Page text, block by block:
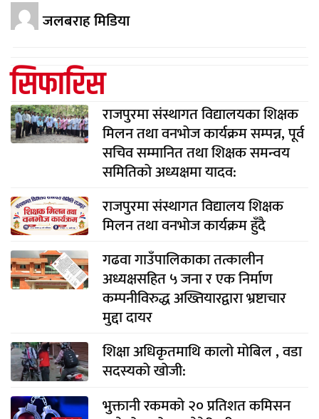
जलबराह मिडिया
सिफारिस
राजपुरमा संस्थागत विद्यालयका शिक्षक
मिलन तथा वनभोज कार्यक्रम सम्पन्न, पूर्व
सचिव सम्मानित तथा शिक्षक समन्वय
समितिको अध्यक्षमा यादव:
राजपुरमा संस्थागत विद्यालय शिक्षक
मिलन तथा वनभोज कार्यक्रम हुँदै
गढवा गाउँपालिकाका तत्कालीन
अध्यक्षसहित ५ जना र एक निर्माण
कम्पनीविरुद्ध अख्तियारद्वारा भ्रष्टाचार
मुद्दा दायर
शिक्षा अधिकृतमाथि कालो मोबिल , वडा
सदस्यको खोजी:
भुक्तानी रकमको २० प्रतिशत कमिसन